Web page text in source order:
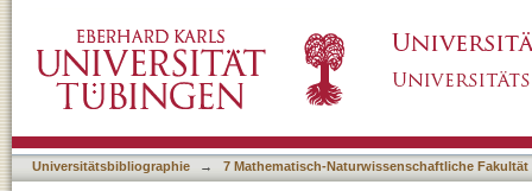
microsphere photolithography
Universitätsbibliographie → 7 Mathematisch-Naturwissenschaftliche Fakultät